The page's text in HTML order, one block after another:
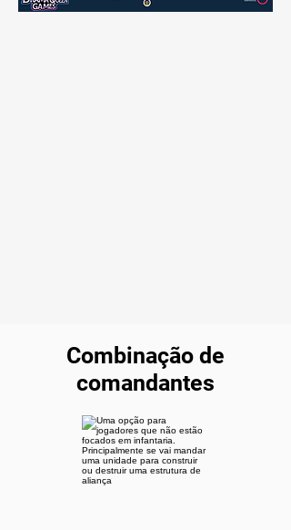
Combinação de
comandantes